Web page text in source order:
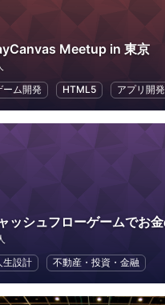
Meetup in 東京
ーム開発 HTML5 アプリ開発
生設計 不動産・投資・金融